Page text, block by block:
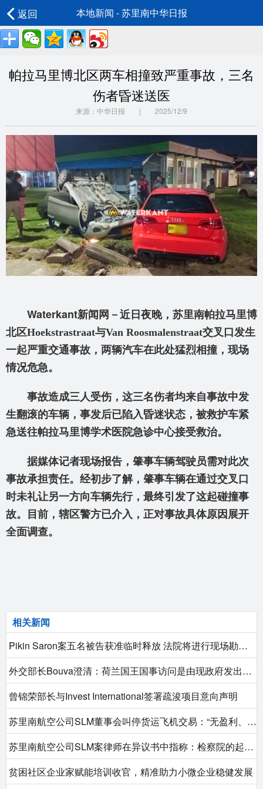
返回 本地新闻 - 苏里南中华日报
帕拉马里博北区两车相撞致严重事故，三名
伤者昏迷送医
来源：中华日报 | 2025/12/9
Waterkant新闻网－近日夜晚，苏里南帕拉马里博
北区Hoekstrastraat与Van Roosmalenstraat交叉口发生
一起严重交通事故，两辆汽车在此处猛烈相撞，现场
情况危急。
事故造成三人受伤，这三名伤者均来自事故中发
生翻滚的车辆，事发后已陷入昏迷状态，被救护车紧
急送往帕拉马里博学术医院急诊中心接受救治。
据媒体记者现场报告，肇事车辆驾驶员需对此次
事故承担责任。经初步了解，肇事车辆在通过交叉口
时未礼让另一方向车辆先行，最终引发了这起碰撞事
故。目前，辖区警方已介入，正对事故具体原因展开
全面调查。
相关新闻
Pikin Saron案五名被告获准临时释放 法院将进行现场勘查以深入审理
外交部长Bouva澄清：荷兰国王国事访问是由现政府发出邀请的
曾锦荣部长与Invest International签署疏浚项目意向声明
苏里南航空公司SLM董事会叫停货运飞机交易：“无盈利、无保障，故不冒险”
苏里南航空公司SLM案律师在异议书中指称：检察院的起诉“草率且有害”
贫困社区企业家赋能培训收官，精准助力小微企业稳健发展